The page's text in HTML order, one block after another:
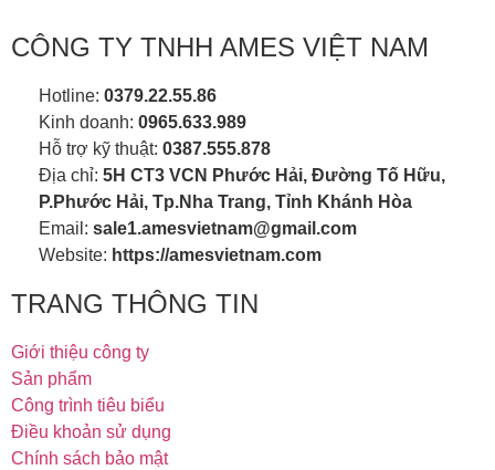
CÔNG TY TNHH AMES VIỆT NAM
Hotline: 0379.22.55.86
Kinh doanh: 0965.633.989
Hỗ trợ kỹ thuật: 0387.555.878
Địa chỉ: 5H CT3 VCN Phước Hải, Đường Tố Hữu,
P.Phước Hải, Tp.Nha Trang, Tỉnh Khánh Hòa
Email: sale1.amesvietnam@gmail.com
Website: https://amesvietnam.com
TRANG THÔNG TIN
Giới thiệu công ty
Sản phẩm
Công trình tiêu biểu
Điều khoản sử dụng
Chính sách bảo mật